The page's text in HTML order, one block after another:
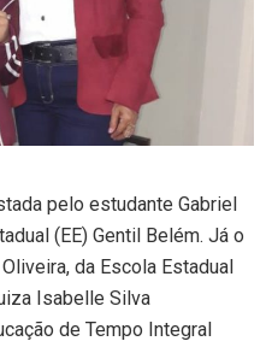
pelo estudante Gabriel
(EE) Gentil Belém. Já o
da Escola Estadual
Isabelle Silva
de Tempo Integral